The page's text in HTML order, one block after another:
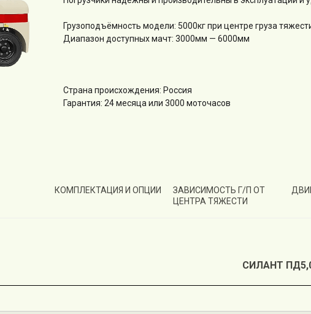
Грузоподъёмность модели: 5000кг при центре груза
Диапазон доступных мачт: 3000мм — 6000мм
Страна происхождения: Россия
Гарантия: 24 месяца или 3000 моточасов
КОМПЛЕКТАЦИЯ И ОПЦИИ
ЗАВИСИМОСТЬ Г/П ОТ
ЦЕНТРА ТЯЖЕСТИ
СИЛАНТ